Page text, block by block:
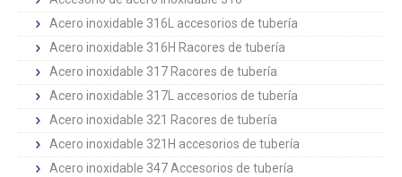
Acero inoxidable 316L accesorios de tubería
Acero inoxidable 316H Racores de tubería
Acero inoxidable 317 Racores de tubería
Acero inoxidable 317L accesorios de tubería
Acero inoxidable 321 Racores de tubería
Acero inoxidable 321H accesorios de tubería
Acero inoxidable 347 Accesorios de tubería